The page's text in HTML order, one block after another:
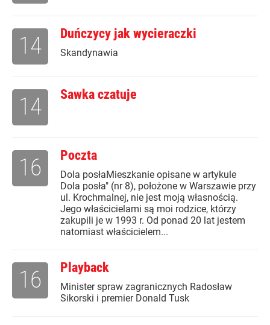
Duńczycy jak wycieraczki
Skandynawia
14
Sawka czatuje
14
Poczta
Dola posłaMieszkanie opisane w artykule
Dola posła" (nr 8), położone w Warszawie przy
ul. Krochmalnej, nie jest moją własnością.
Jego właścicielami są moi rodzice, którzy
zakupili je w 1993 r. Od ponad 20 lat jestem
natomiast właścicielem...
16
Playback
Minister spraw zagranicznych Radosław
Sikorski i premier Donald Tusk
16